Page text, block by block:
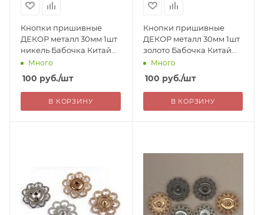
Кнопки пришивные
ДЕКОР металл 30мм 1шт
никель Бабочка Китай
100=Много
100 руб./шт
В КОРЗИНУ
Кнопки пришивные
ДЕКОР металл 30мм 1шт
золото Бабочка Китай
100=Много
100 руб./шт
В КОРЗИНУ